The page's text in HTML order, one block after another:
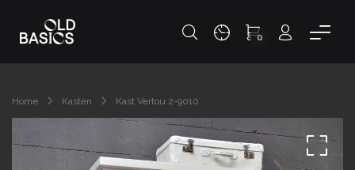
0
Home Kasten Kast Vertou 2-9010